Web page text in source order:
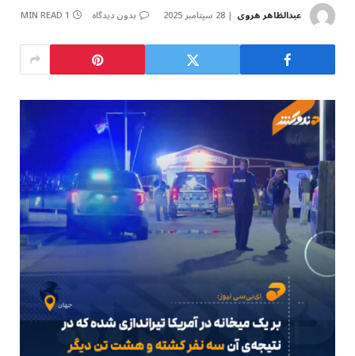
عبدالظاهر هروی 28 سپتامبر 2025 بدون دیدگاه 1 MIN READ